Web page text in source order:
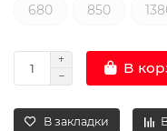
680 850
В
В закладки